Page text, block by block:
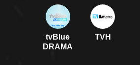
tvBlue
DRAMA
TVH